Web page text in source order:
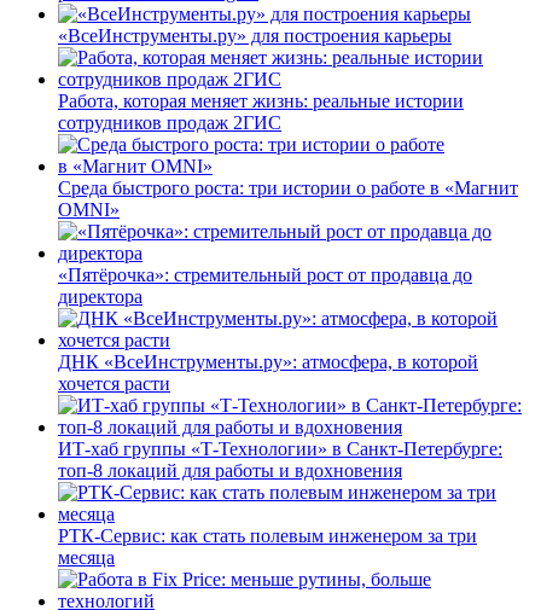
«ВсеИнструменты.ру» для построения карьеры
Работа, которая меняет жизнь: реальные истории
сотрудников продаж 2ГИС
Среда быстрого роста: три истории о работе в «Магнит
OMNI»
«Пятёрочка»: стремительный рост от продавца до
директора
ДНК «ВсеИнструменты.ру»: атмосфера, в которой
хочется расти
ИТ-хаб группы «Т-Технологии» в Санкт-Петербурге:
топ-8 локаций для работы и вдохновения
РТК-Сервис: как стать полевым инженером за три
месяца